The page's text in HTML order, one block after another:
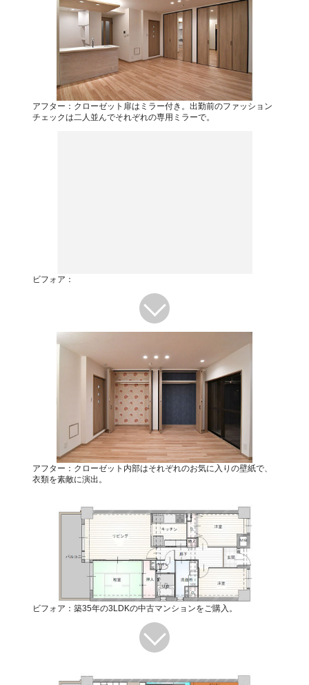
アフター：クローゼット扉はミラー付き。出勤前のファッション
チェックは二人並んでそれぞれの専用ミラーで。
ビフォア：
アフター：クローゼット内部はそれぞれのお気に入りの壁紙で、
衣類を素敵に演出。
ビフォア：築35年の3LDKの中古マンションをご購入。